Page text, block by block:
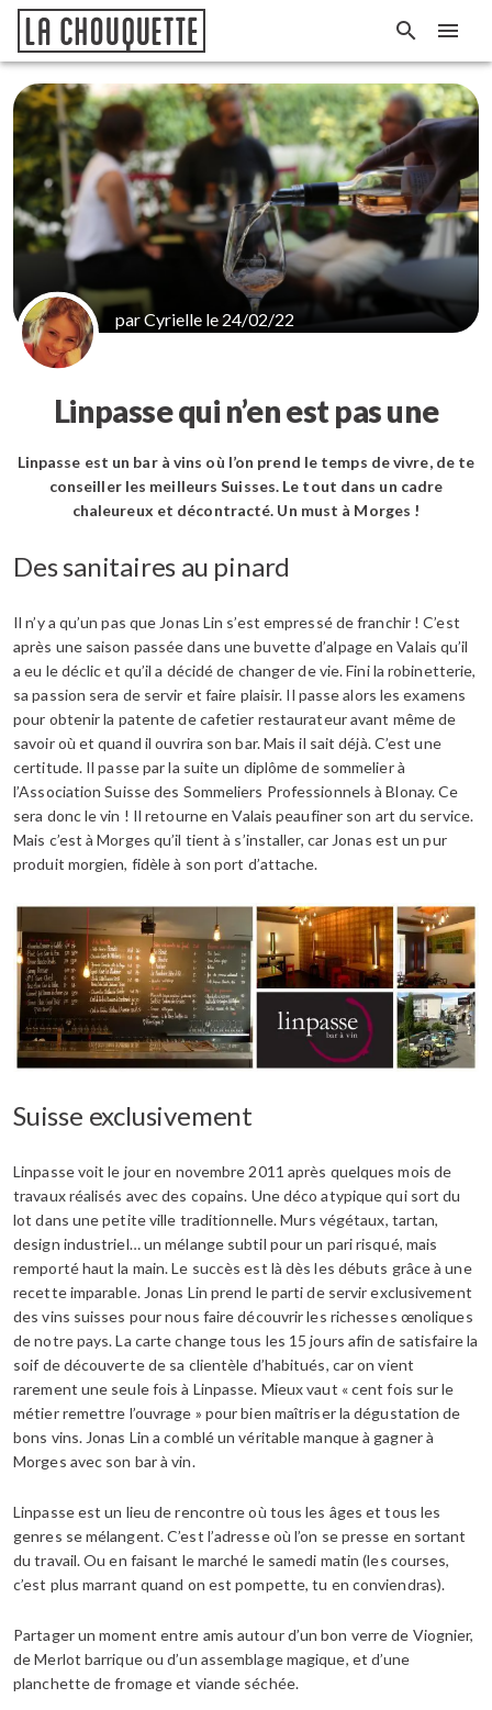
par Cyrielle le 24/02/22
Linpasse qui n’en est pas une
Linpasse est un bar à vins où l’on prend le temps de vivre, de te
conseiller les meilleurs Suisses. Le tout dans un cadre
chaleureux et décontracté. Un must à Morges !
Des sanitaires au pinard
Il n’y a qu’un pas que Jonas Lin s’est empressé de franchir ! C’est
après une saison passée dans une buvette d’alpage en Valais qu’il
a eu le déclic et qu’il a décidé de changer de vie. Fini la robinetterie,
sa passion sera de servir et faire plaisir. Il passe alors les examens
pour obtenir la patente de cafetier restaurateur avant même de
savoir où et quand il ouvrira son bar. Mais il sait déjà. C’est une
certitude. Il passe par la suite un diplôme de sommelier à
l’Association Suisse des Sommeliers Professionnels à Blonay. Ce
sera donc le vin ! Il retourne en Valais peaufiner son art du service.
Mais c’est à Morges qu’il tient à s’installer, car Jonas est un pur
produit morgien, fidèle à son port d’attache.
Suisse exclusivement
Linpasse voit le jour en novembre 2011 après quelques mois de
travaux réalisés avec des copains. Une déco atypique qui sort du
lot dans une petite ville traditionnelle. Murs végétaux, tartan,
design industriel… un mélange subtil pour un pari risqué, mais
remporté haut la main. Le succès est là dès les débuts grâce à une
recette imparable. Jonas Lin prend le parti de servir exclusivement
des vins suisses pour nous faire découvrir les richesses œnoliques
de notre pays. La carte change tous les 15 jours afin de satisfaire la
soif de découverte de sa clientèle d’habitués, car on vient
rarement une seule fois à Linpasse. Mieux vaut « cent fois sur le
métier remettre l’ouvrage » pour bien maîtriser la dégustation de
bons vins. Jonas Lin a comblé un véritable manque à gagner à
Morges avec son bar à vin.
Linpasse est un lieu de rencontre où tous les âges et tous les
genres se mélangent. C’est l’adresse où l’on se presse en sortant
du travail. Ou en faisant le marché le samedi matin (les courses,
c’est plus marrant quand on est pompette, tu en conviendras).
Partager un moment entre amis autour d’un bon verre de Viognier,
de Merlot barrique ou d’un assemblage magique, et d’une
planchette de fromage et viande séchée.